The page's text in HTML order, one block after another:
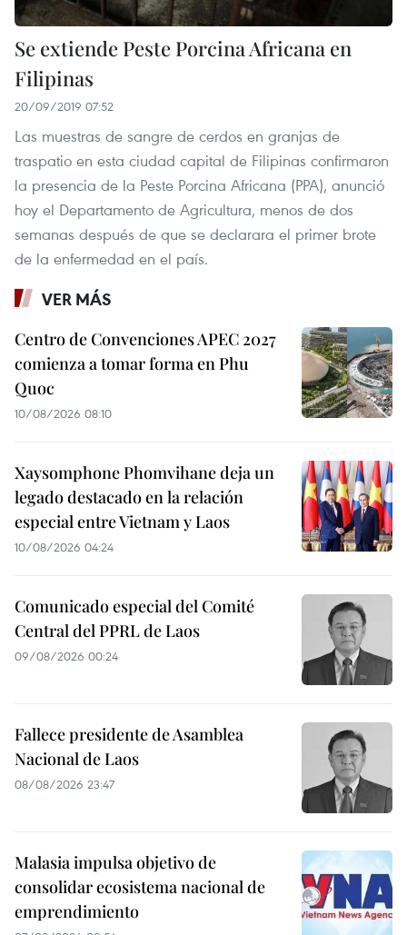
Se extiende Peste Porcina Africana en
Filipinas
20/09/2019 07:52
Las muestras de sangre de cerdos en granjas de
traspatio en esta ciudad capital de Filipinas confirmaron
la presencia de la Peste Porcina Africana (PPA), anunció
hoy el Departamento de Agricultura, menos de dos
semanas después de que se declarara el primer brote
de la enfermedad en el país.
VER MÁS
Centro de Convenciones APEC 2027
comienza a tomar forma en Phu
Quoc
10/08/2026 08:10
Xaysomphone Phomvihane deja un
legado destacado en la relación
especial entre Vietnam y Laos
10/08/2026 04:24
Comunicado especial del Comité
Central del PPRL de Laos
09/08/2026 00:24
Fallece presidente de Asamblea
Nacional de Laos
08/08/2026 23:47
Malasia impulsa objetivo de
consolidar ecosistema nacional de
emprendimiento